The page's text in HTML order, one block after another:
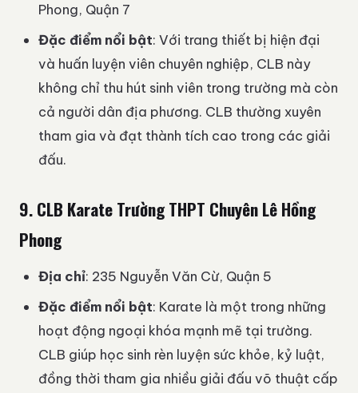
Phong, Quận 7
Đặc điểm nổi bật: Với trang thiết bị hiện đại
và huấn luyện viên chuyên nghiệp, CLB này
không chỉ thu hút sinh viên trong trường mà còn
cả người dân địa phương. CLB thường xuyên
tham gia và đạt thành tích cao trong các giải
đấu.
9.CLB Karate Trường THPT Chuyên Lê Hồng
Phong
Địa chỉ: 235 Nguyễn Văn Cừ, Quận 5
Đặc điểm nổi bật: Karate là một trong những
hoạt động ngoại khóa mạnh mẽ tại trường.
CLB giúp học sinh rèn luyện sức khỏe, kỷ luật,
đồng thời tham gia nhiều giải đấu võ thuật cấp